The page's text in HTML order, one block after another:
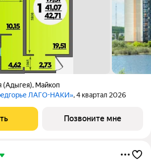
(Адыгея), Майкоп
ЛАГО-НАКИ», 4 квартал 2026
Позвоните мне